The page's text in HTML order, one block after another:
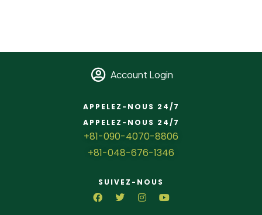
Account Login
APPELEZ-NOUS 24/7
APPELEZ-NOUS 24/7
+81-090-4070-8806
+81-048-676-1346
SUIVEZ-NOUS